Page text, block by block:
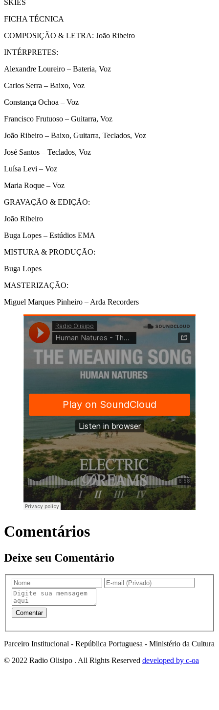
SKIES
FICHA TÉCNICA
COMPOSIÇÃO & LETRA: João Ribeiro
INTÉRPRETES:
Alexandre Loureiro – Bateria, Voz
Carlos Serra – Baixo, Voz
Constança Ochoa – Voz
Francisco Frutuoso – Guitarra, Voz
João Ribeiro – Baixo, Guitarra, Teclados, Voz
José Santos – Teclados, Voz
Luísa Levi – Voz
Maria Roque – Voz
GRAVAÇÃO & EDIÇÃO:
João Ribeiro
Buga Lopes – Estúdios EMA
MISTURA & PRODUÇÃO:
Buga Lopes
MASTERIZAÇÃO:
Miguel Marques Pinheiro – Arda Recorders
Comentários
Deixe seu Comentário
Parceiro Institucional - República Portuguesa - Ministério da Cultura
© 2022 Radio Olisipo . All Rights Reserved developed by c-oa